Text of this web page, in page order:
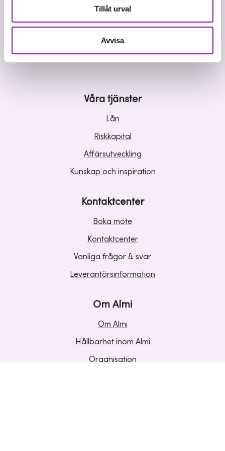
Tillåt urval
Avvisa
Vi investerar i hållbar tillväxt
Våra tjänster
Lån
Riskkapital
Affärsutveckling
Kunskap och inspiration
Kontaktcenter
Boka möte
Kontaktcenter
Vanliga frågor & svar
Leverantörsinformation
Om Almi
Om Almi
Hållbarhet inom Almi
Organisation